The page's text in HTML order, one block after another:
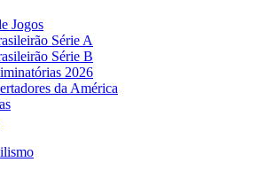
Jogos
Série A
Série B
2026
da América